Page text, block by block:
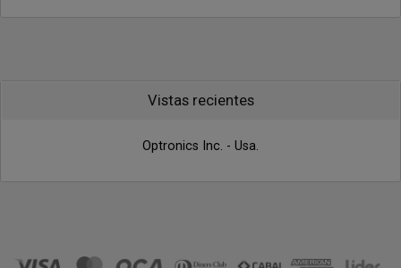
Vistas recientes
Optronics Inc. - Usa.